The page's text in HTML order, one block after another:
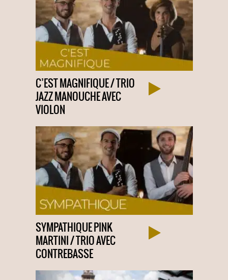
C’EST MAGNIFIQUE / TRIO
JAZZ MANOUCHE AVEC
VIOLON
SYMPATHIQUE PINK
MARTINI / TRIO AVEC
CONTREBASSE